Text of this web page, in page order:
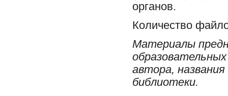
органов.
Количество
Материалы
автора,
библиотеки.